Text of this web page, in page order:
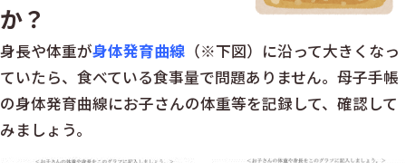
か？
身長や体重が身体発育曲線 （※下図）に沿って大きくなっ
ていたら、食べている食事量で問題ありません。母子手帳
の身体発育曲線にお子さんの体重等を記録して、確認して
みましょう。